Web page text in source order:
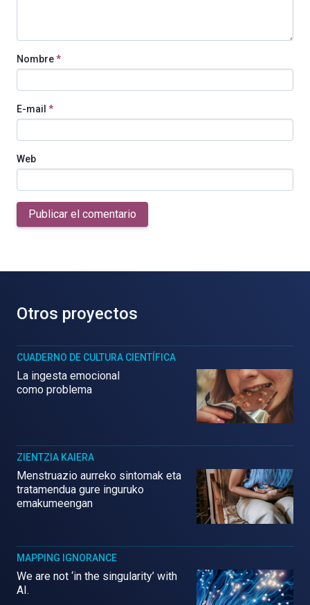
Nombre*
E-mail *
Web
Publicar el comentario
Otros proyectos
CUADERNO DE CULTURA CIENTÍFICA
La ingesta emocional
como problema
ZIENTZIA KAIERA
Menstruazio aurreko sintomak eta
tratamendua gure inguruko
emakumeengan
MAPPING IGNORANCE
We are not ‘in the singularity’ with
AI.